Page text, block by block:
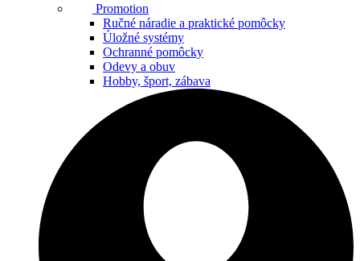
Promotion
Ručné náradie a praktické pomôcky
Úložné systémy
Ochranné pomôcky
Odevy a obuv
Hobby, šport, zábava